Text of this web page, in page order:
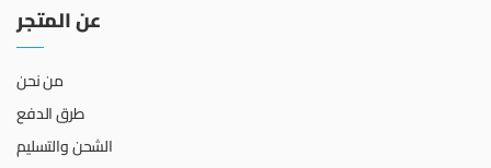
عن المتجر
من نحن
طرق الدفع
الشحن والتسليم